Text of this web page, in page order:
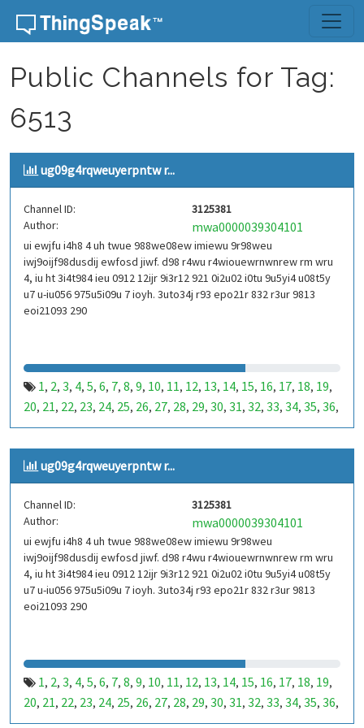
Skip to content
Public Channels for Tag:
6513
ug09g4rqweuyerpntw r...
Channel ID:
3125381
Author:
mwa0000039304101
ui ewjfu i4h8 4 uh twue 988we08ew imiewu 9r98weu
iwj9oijf98dusdij ewfosd jiwf. d98 r4wu r4wiouewrnwnrew rm wru
4, iu ht 3i4t984 ieu 0912 12ijr 9i3r12 921 0i2u02 i0tu 9u5yi4 u08t5y
u7 u-iu056 975u5i09u 7 ioyh. 3uto34j r93 epo21r 832 r3ur 9813
eoi21093 290
1, 2, 3, 4, 5, 6, 7, 8, 9, 10, 11, 12, 13, 14, 15, 16, 17, 18, 19,
20, 21, 22, 23, 24, 25, 26, 27, 28, 29, 30, 31, 32, 33, 34, 35, 36,
37,38,39,40,41,42,43,44,45,46,47,48,49,50,51,52,53,
99,100,101,102,103,104,105,106,107,108,109,110,
111,112,113,114,115,116,
123,124,125,126,127,128,129,130,131,132,133,134,
135,136,137 141,142,143
147,148 153,154,155,156,157,158
159,160,161,162,163,164,165 ,166,167,168,
171 ,172,173 ,174,175,176,177,178,179 ,180,181 ,182,
183,184,185,186, 187,188,189 ,190,191,192,193,194
195,196 ,197
231,232,233,234,235,236,237,238,239,
243, 244, 245, 246, 247,248,249,250 ,251,252, 253 ,254,
255 ,256,257, 258,259,260,261,262,263 ,264,265 , 266
ug09g4rqweuyerpntw r...
Channel ID:
3125381
Author:
mwa0000039304101
ui ewjfu i4h8 4 uh twue 988we08ew imiewu 9r98weu
iwj9oijf98dusdij ewfosd jiwf. d98 r4wu r4wiouewrnwnrew rm wru
4, iu ht 3i4t984 ieu 0912 12ijr 9i3r12 921 0i2u02 i0tu 9u5yi4 u08t5y
u7 u-iu056 975u5i09u 7 ioyh. 3uto34j r93 epo21r 832 r3ur 9813
eoi21093 290
1, 2, 3, 4, 5, 6, 7, 8, 9, 10, 11, 12, 13, 14, 15, 16, 17, 18, 19,
20, 21, 22, 23, 24, 25, 26, 27, 28, 29, 30, 31, 32, 33, 34, 35, 36,
37,38,39,40,41,42,43,44,45,46,47,48,49,50,51,52,53,